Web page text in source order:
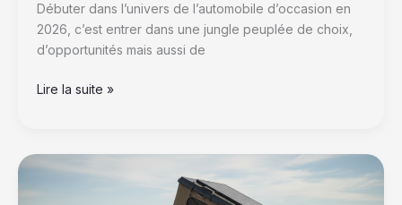
Débuter dans l’univers de l’automobile d’occasion en
2026, c’est entrer dans une jungle peuplée de choix,
d’opportunités mais aussi de
Lire la suite »